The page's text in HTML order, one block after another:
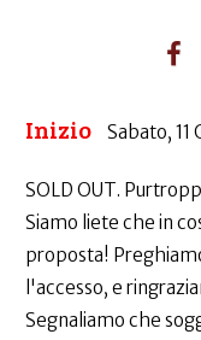
Inizio Sabato, 11
SOLD OUT.
Siamo liete che in
proposta!
l'accesso, e
Segnaliamo che